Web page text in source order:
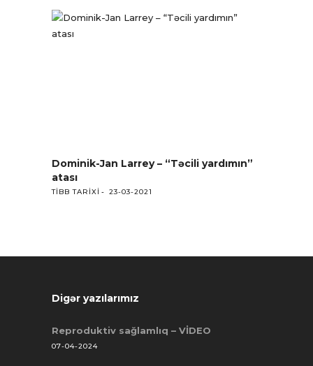
Dominik-Jan Larrey – “Təcili yardımın”
atası
TIBB TARIXI 23-03-2021
Digər yazılarımız
Reproduktiv sağlamlıq – VİDEO
07-04-2024